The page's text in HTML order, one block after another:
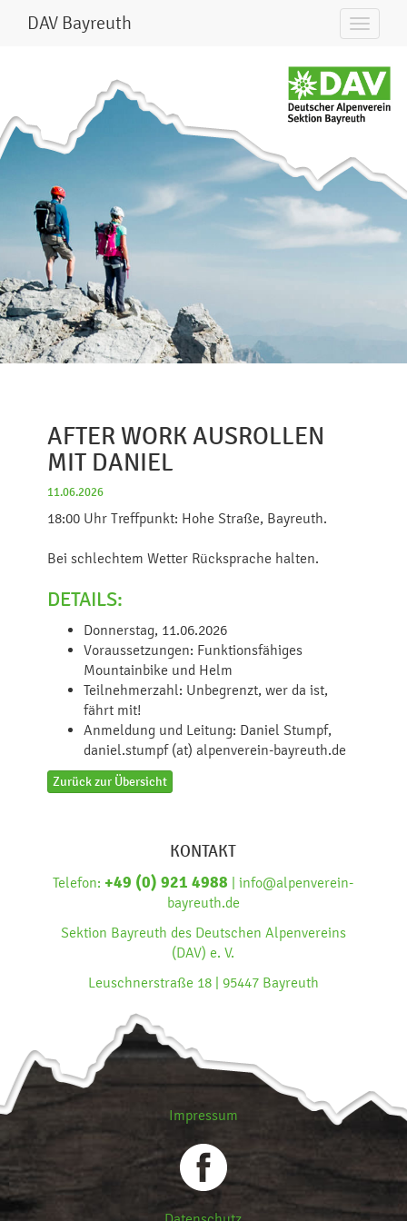
DAV Bayreuth
AFTER WORK AUSROLLEN
MIT DANIEL
11.06.2026
18:00 Uhr Treffpunkt: Hohe Straße, Bayreuth.
Bei schlechtem Wetter Rücksprache halten.
DETAILS:
Donnerstag, 11.06.2026
Voraussetzungen: Funktionsfähiges
Mountainbike und Helm
Teilnehmerzahl: Unbegrenzt, wer da ist,
fährt mit!
Anmeldung und Leitung: Daniel Stumpf,
daniel.stumpf (at) alpenverein-bayreuth.de
Zurück zur Übersicht
KONTAKT
Telefon: +49 (0) 921 4988 | info@alpenverein-
bayreuth.de
Sektion Bayreuth des Deutschen Alpenvereins
(DAV) e. V.
Leuschnerstraße 18 | 95447 Bayreuth
Impressum